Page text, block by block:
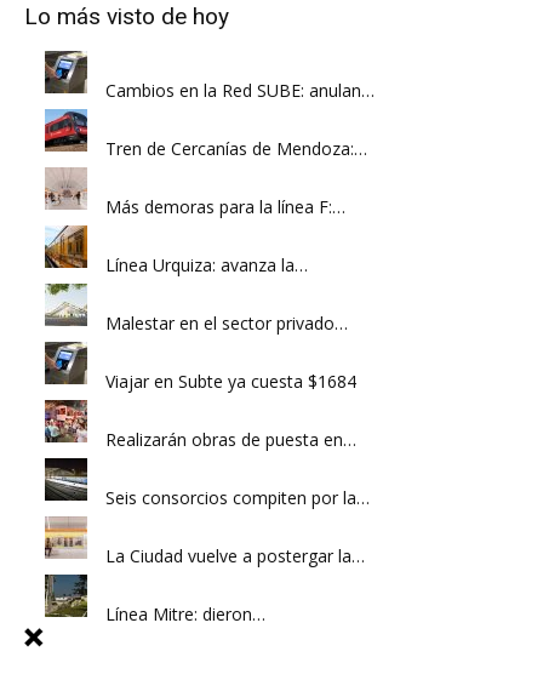
Lo más visto de hoy
Cambios en la Red SUBE: anulan…
Tren de Cercanías de Mendoza:…
Más demoras para la línea F:…
Línea Urquiza: avanza la…
Malestar en el sector privado…
Viajar en Subte ya cuesta $1684
Realizarán obras de puesta en…
Seis consorcios compiten por la…
La Ciudad vuelve a postergar la…
Línea Mitre: dieron…